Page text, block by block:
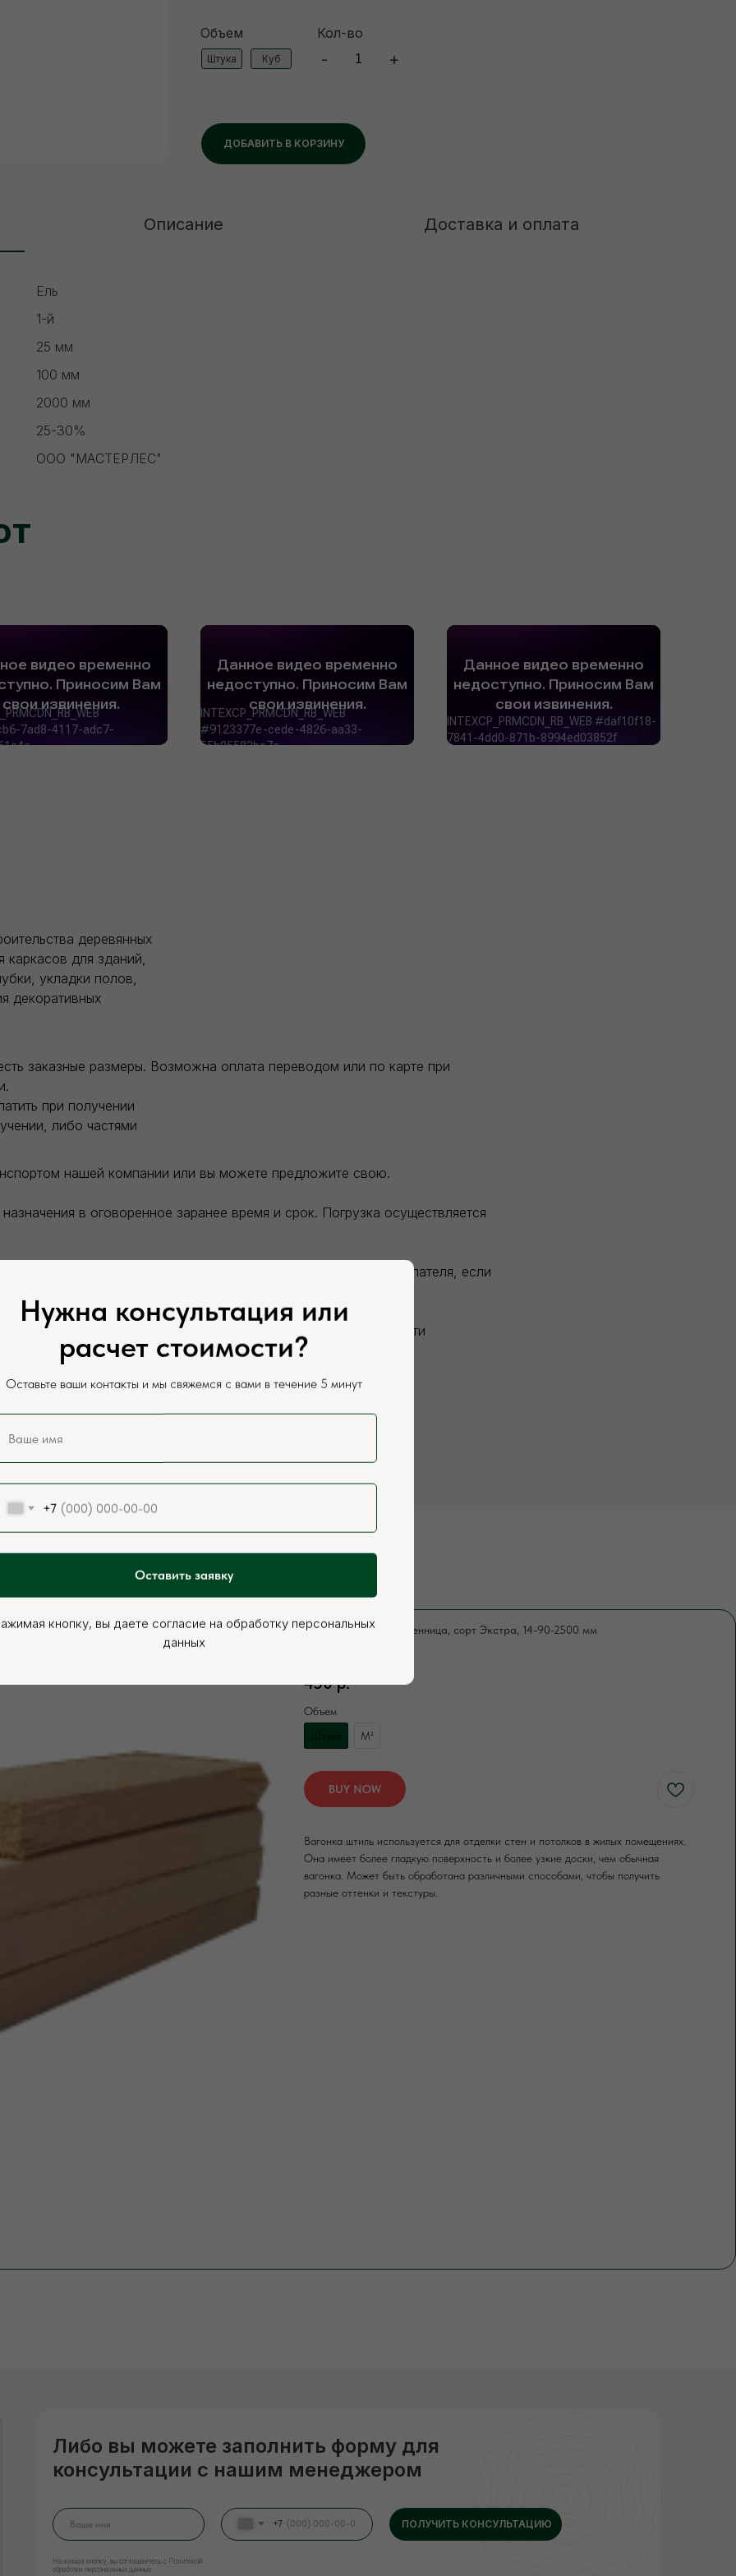
Объем
ДОБАВИТЬ В КОРЗИНУ
Штука Куб
Кол-во
- +
Описание Доставка и оплата
Ель
1-й
25 мм
100 мм
2000 мм
25-30%
ООО "МАСТЕРЛЕС"
деревянных
каркасов для зданий,
укладки полов,
декоративных
заказные размеры. Возможна оплата переводом или по карте при
при получении
либо частями
нашей компании или вы можете предложите свою.
в оговоренное заранее время и срок. Погрузка осуществляется
Разгрузка заказанного товара производится силами покупателя, если
и у нашего менеджера, цены могут отличаться в зависимости
Вагонка штиль, лиственница, сорт Экстра, 14-90-2500 мм
450 р.
Объем
Штука
М²
BUY NOW
Вагонка штиль используется для отделки стен и потолков в жилых помещениях.
Она имеет более гладкую поверхность и более узкие доски, чем обычная
вагонка. Может быть обработана различными способами, чтобы получить
разные оттенки и текстуры.
Либо вы можете заполнить форму для
консультации с нашим менеджером
Нажимая кнопку, вы соглашаетесь с Политикой
обработки персональных данных
+7 ПОЛУЧИТЬ КОНСУЛЬТАЦИЮ
Нужна консультация или
расчет стоимости?
Оставьте ваши контакты и мы свяжемся с вами в течение 5 минут
+7
Оставить заявку
кнопку, вы даете согласие на обработку персональных
данных